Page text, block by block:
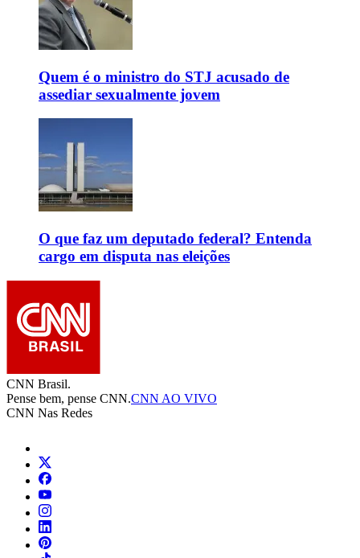
Quem é o ministro do STJ acusado de
assediar sexualmente jovem
O que faz um deputado federal? Entenda
cargo em disputa nas eleições
CNN Brasil.
Pense bem, pense CNN.CNN AO VIVO
CNN Nas Redes